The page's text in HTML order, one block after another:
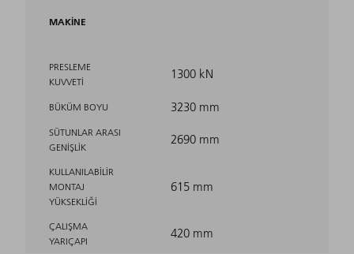
MAKINE
PRESLEME
KUVVETI
1300 kN
BÜKÜM BOYU 3230 mm
SÜTUNLAR ARASI
GENIŞLIK
2690 mm
KULLANILABILIR
MONTAJ
YÜKSEKLIĞI
615 mm
ÇALIŞMA
YARIÇAPI
420 mm